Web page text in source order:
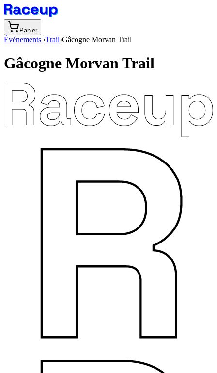
Panier
Événements ›Trail›Gâcogne Morvan Trail
Gâcogne Morvan Trail